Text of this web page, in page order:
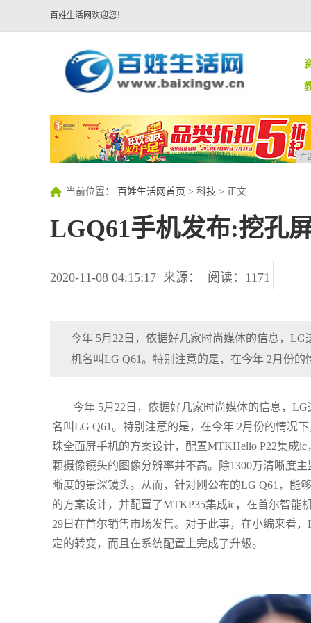
百姓生活网欢迎您！
广
当前位置： 百姓生活网首页 > 科技 > 正文
LGQ61手机发布:挖孔
2020-11-08 04:15:17 来源： 阅读：1171
今年 5月22日，依据好几家时尚媒体的信息，
机名叫LG Q61。特别注意的是，在今年 2月份
今年 5月22日，依据好几家时尚媒体的信息，
名叫LG Q61。特别注意的是，在今年 2月份的情况
珠全面屏手机的方案设计，配置MTKHelio P22集成
颗摄像镜头的图像分辨率并不高。除1300万清晰度
晰度的景深镜头。从而，针对刚公布的LG Q61，能
的方案设计，并配置了MTKP35集成ic，在首尔智能
29日在首尔销售市场发售。对于此事，在小编来看
定的转变，而且在系统配置上完成了升級。